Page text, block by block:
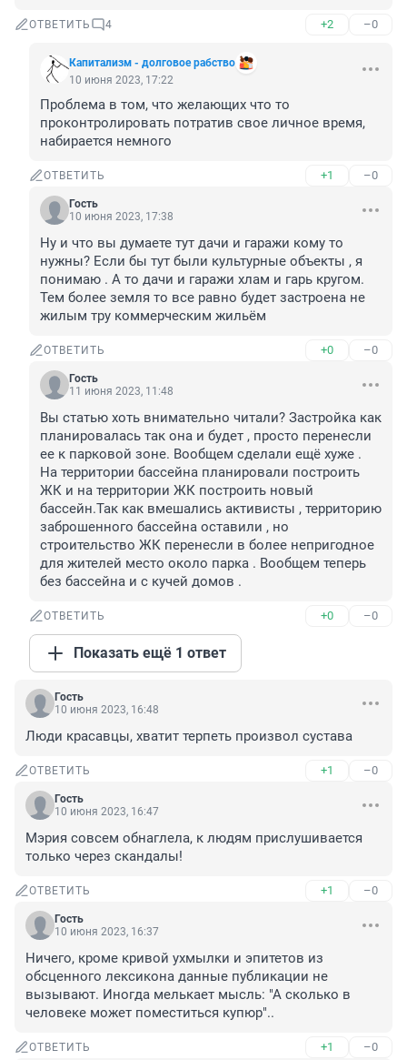
ОТВЕТИТЬ 4 +2 –0
Капитализм - долговое рабство
10 июня 2023, 17:22
Проблема в том, что желающих что то
проконтролировать потратив свое личное время,
набирается немного
ОТВЕТИТЬ +1 –0
Гость
10 июня 2023, 17:38
Ну и что вы думаете тут дачи и гаражи кому то
нужны? Если бы тут были культурные объекты , я
понимаю . А то дачи и гаражи хлам и гарь кругом.
Тем более земля то все равно будет застроена не
жилым тру коммерческим жильём
ОТВЕТИТЬ +0 –0
Гость
11 июня 2023, 11:48
Вы статью хоть внимательно читали? Застройка как
планировалась так она и будет , просто перенесли
ее к парковой зоне. Вообщем сделали ещё хуже .
На территории бассейна планировали построить
ЖК и на территории ЖК построить новый
бассейн.Так как вмешались активисты , территорию
заброшенного бассейна оставили , но
строительство ЖК перенесли в более непригодное
для жителей место около парка . Вообщем теперь
без бассейна и с кучей домов .
ОТВЕТИТЬ +0 –0
Показать ещё 1 ответ
Гость
10 июня 2023, 16:48
Люди красавцы, хватит терпеть произвол сустава
ОТВЕТИТЬ +1 –0
Гость
10 июня 2023, 16:47
Мэрия совсем обнаглела, к людям прислушивается
только через скандалы!
ОТВЕТИТЬ +1 –0
Гость
10 июня 2023, 16:37
Ничего, кроме кривой ухмылки и эпитетов из
обсценного лексикона данные публикации не
вызывают. Иногда мелькает мысль: "А сколько в
человеке может поместиться купюр"..
ОТВЕТИТЬ +1 –0